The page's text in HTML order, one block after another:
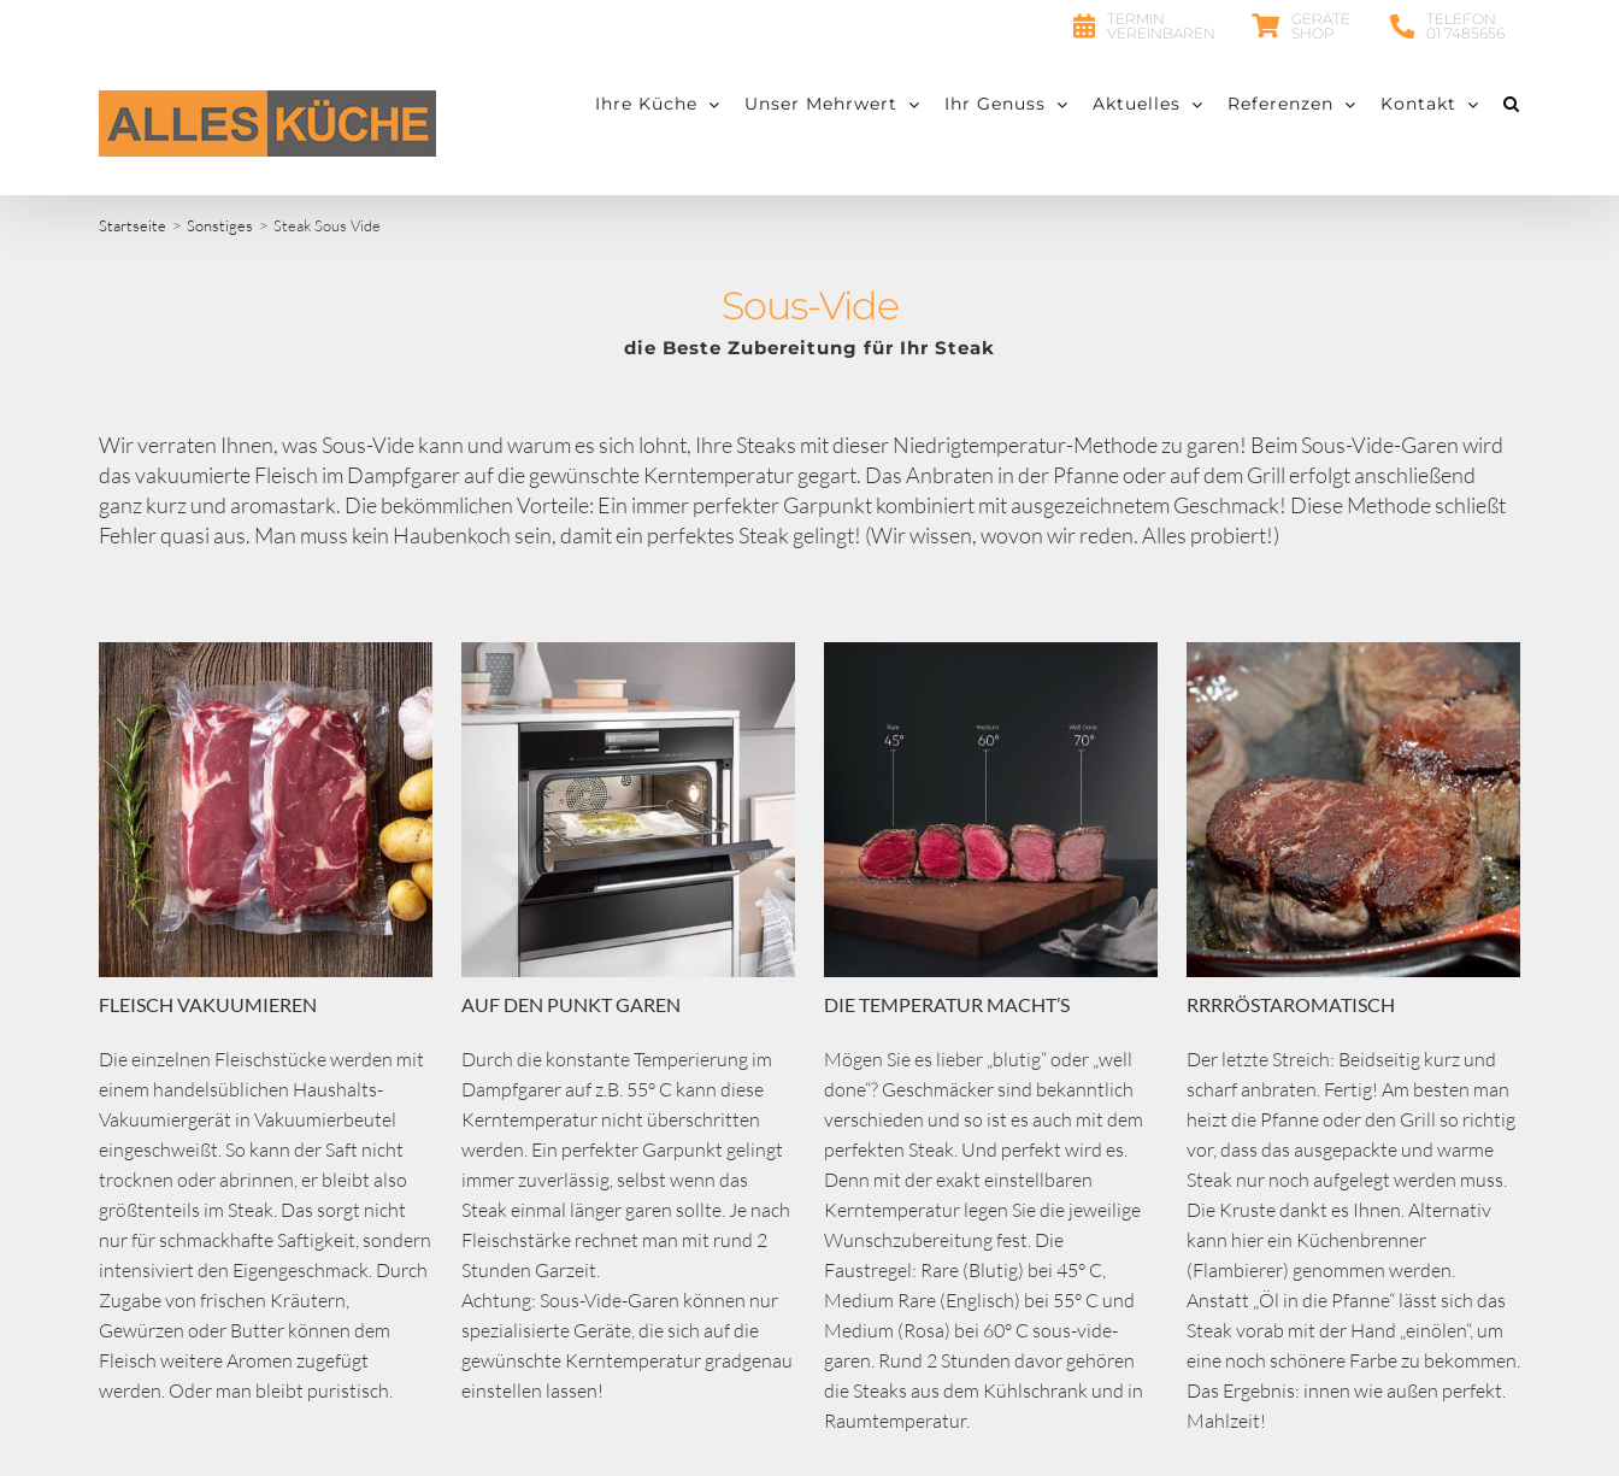
TERMIN
VEREINBAREN
GERÄTE
SHOP
TELEFON
01 7485656
Ihre Küche Unser Mehrwert Ihr Genuss Aktuelles Referenzen Kontakt
Startseite Sonstiges Steak Sous Vide
Sous-Vide
die Beste Zubereitung für Ihr Steak
Wir verraten Ihnen, was Sous-Vide kann und warum es sich lohnt, Ihre Steaks mit dieser Niedrigtemperatur-Methode zu garen! Beim Sous-Vide-Garen wird
das vakuumierte Fleisch im Dampfgarer auf die gewünschte Kerntemperatur gegart. Das Anbraten in der Pfanne oder auf dem Grill erfolgt anschließend
ganz kurz und aromastark. Die bekömmlichen Vorteile: Ein immer perfekter Garpunkt kombiniert mit ausgezeichnetem Geschmack! Diese Methode schließt
Fehler quasi aus. Man muss kein Haubenkoch sein, damit ein perfektes Steak gelingt! (Wir wissen, wovon wir reden. Alles probiert!)
FLEISCH VAKUUMIEREN
Die einzelnen Fleischstücke werden mit
einem handelsüblichen Haushalts-
Vakuumiergerät in Vakuumierbeutel
eingeschweißt. So kann der Saft nicht
trocknen oder abrinnen, er bleibt also
größtenteils im Steak. Das sorgt nicht
nur für schmackhafte Saftigkeit, sondern
intensiviert den Eigengeschmack. Durch
Zugabe von frischen Kräutern,
Gewürzen oder Butter können dem
Fleisch weitere Aromen zugefügt
werden. Oder man bleibt puristisch.
AUF DEN PUNKT GAREN
Durch die konstante Temperierung im
Dampfgarer auf z.B. 55° C kann diese
Kerntemperatur nicht überschritten
werden. Ein perfekter Garpunkt gelingt
immer zuverlässig, selbst wenn das
Steak einmal länger garen sollte. Je nach
Fleischstärke rechnet man mit rund 2
Stunden Garzeit.
Achtung: Sous-Vide-Garen können nur
spezialisierte Geräte, die sich auf die
gewünschte Kerntemperatur gradgenau
einstellen lassen!
DIE TEMPERATUR MACHT’S
Mögen Sie es lieber „blutig“ oder „well
done“? Geschmäcker sind bekanntlich
verschieden und so ist es auch mit dem
perfekten Steak. Und perfekt wird es.
Denn mit der exakt einstellbaren
Kerntemperatur legen Sie die jeweilige
Wunschzubereitung fest. Die
Faustregel: Rare (Blutig) bei 45° C,
Medium Rare (Englisch) bei 55° C und
Medium (Rosa) bei 60° C sous-vide-
garen. Rund 2 Stunden davor gehören
die Steaks aus dem Kühlschrank und in
Raumtemperatur.
RRRRÖSTAROMATISCH
Der letzte Streich: Beidseitig kurz und
scharf anbraten. Fertig! Am besten man
heizt die Pfanne oder den Grill so richtig
vor, dass das ausgepackte und warme
Steak nur noch aufgelegt werden muss.
Die Kruste dankt es Ihnen. Alternativ
kann hier ein Küchenbrenner
(Flambierer) genommen werden.
Anstatt „Öl in die Pfanne“ lässt sich das
Steak vorab mit der Hand „einölen“, um
eine noch schönere Farbe zu bekommen.
Das Ergebnis: innen wie außen perfekt.
Mahlzeit!